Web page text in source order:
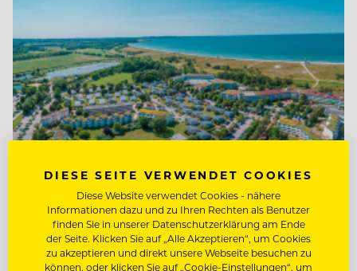
TOP ARBEITGEBER
Ferien- und Freizeitpark
Weissenhäuser Strand
DIESE SEITE VERWENDET COOKIES
Diese Website verwendet Cookies - nähere
Informationen dazu und zu Ihren Rechten als Benutzer
finden Sie in unserer Datenschutzerklärung am Ende
der Seite. Klicken Sie auf „Alle Akzeptieren“, um Cookies
zu akzeptieren und direkt unsere Webseite besuchen zu
können, oder klicken Sie auf „Cookie-Einstellungen“, um